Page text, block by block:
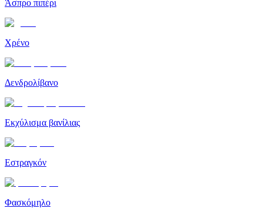
Άσπρο πιπέρι
Χρένο
Δενδρολίβανο
Εκχύλισμα βανίλιας
Εστραγκόν
Φασκόμηλο